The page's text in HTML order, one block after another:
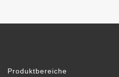
Produktbereiche